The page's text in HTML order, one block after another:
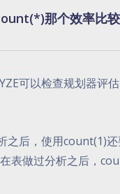
那个效率比
可以检查规划器评
之后，使用count(1)
表做过分析之后，